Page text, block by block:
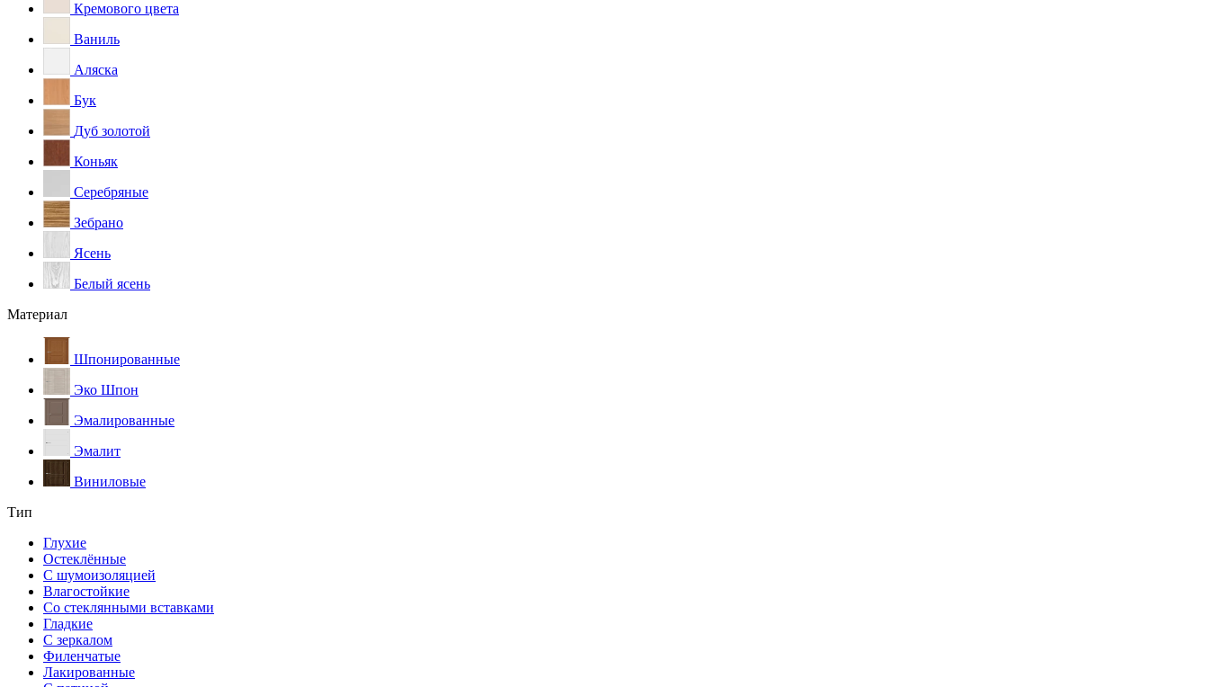
Кремового цвета
Ваниль
Аляска
Бук
Дуб золотой
Коньяк
Серебряные
Зебрано
Ясень
Белый ясень
Материал
Шпонированные
Эко Шпон
Эмалированные
Эмалит
Виниловые
Тип
Глухие
Остеклённые
С шумоизоляцией
Влагостойкие
Со стеклянными вставками
Гладкие
С зеркалом
Филенчатые
Лакированные